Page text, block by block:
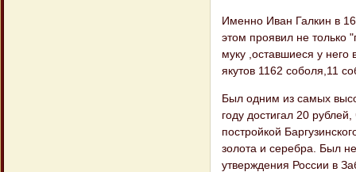
Именно Иван Галкин в
этом проявил не только
муку ,оставшиеся у него
якутов 1162 соболя,11
Был одним из самых
году достигал 20
постройкой
золота и серебра. Был не
утверждения России в